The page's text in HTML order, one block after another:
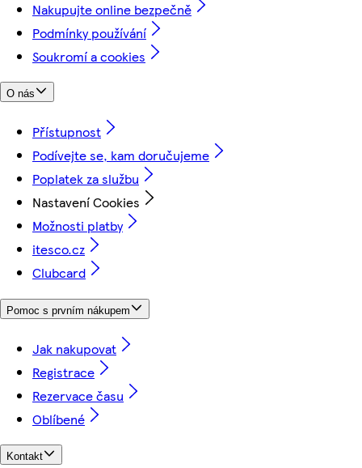
Nakupujte online bezpečně
Podmínky používání
Soukromí a cookies
O nás
Přístupnost
Podívejte se, kam doručujeme
Poplatek za službu
Nastavení Cookies
Možnosti platby
itesco.cz
Clubcard
Pomoc s prvním nákupem
Jak nakupovat
Registrace
Rezervace času
Oblíbené
Kontakt